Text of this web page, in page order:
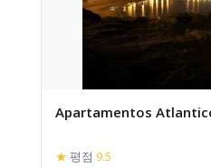
Apartamentos
★ 평점 9.5